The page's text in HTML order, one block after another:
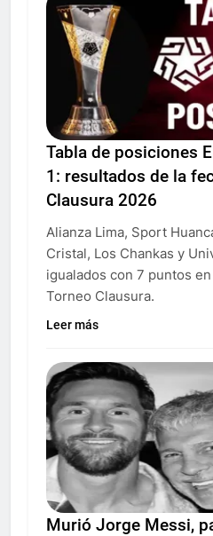
Tabla de posiciones
1: resultados de la
Clausura 2026
Alianza Lima, Sport
Cristal, Los Chankas y
igualados con 7 puntos
Torneo Clausura.
Leer más
Murió Jorge Messi,